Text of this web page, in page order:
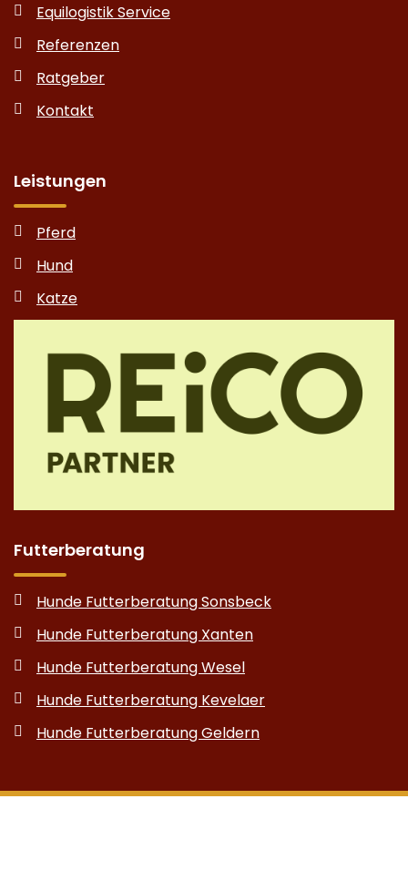
Leistungen
Pferd
Hund
Katze
Futterberatung
Hunde Futterberatung Sonsbeck
Hunde Futterberatung Xanten
Hunde Futterberatung Wesel
Hunde Futterberatung Kevelaer
Hunde Futterberatung Geldern
Equilogistik Service
Referenzen
Ratgeber
Kontakt